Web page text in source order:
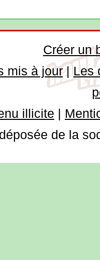
Créer un
mis à jour|Les
illicite |
de la